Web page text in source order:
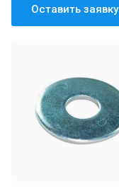
Оставить заявку